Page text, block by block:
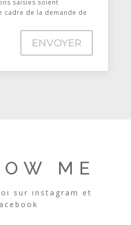
saisies soient
cadre de la demande de
ENVOYER
ME
sur instagram et